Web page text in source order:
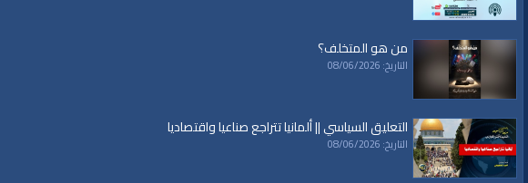
قنوات:
برامج الواقية
العلامات:قناة|الواقية
من هو المتخلف؟
التاريخ: 08/06/2026
التعليق السياسي || ألمانيا تتراجع صناعيا واقتصاديا
التاريخ: 08/06/2026